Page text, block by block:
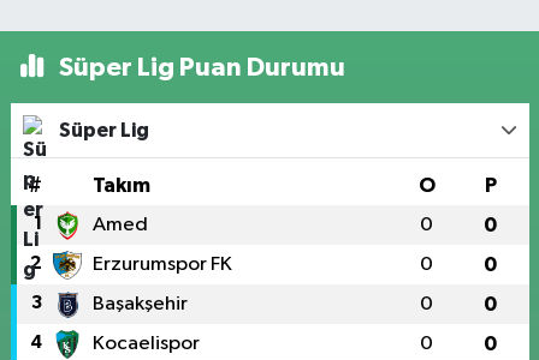
Süper Lig Puan Durumu
Süper Lig
# Takım O P
1 Amed 0 0
2 Erzurumspor FK 0 0
3 Başakşehir 0 0
4 Kocaelispor 0 0